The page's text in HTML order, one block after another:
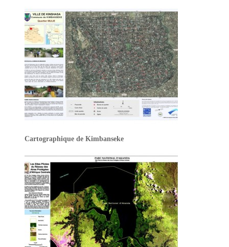
Cartographique de Kimbanseke